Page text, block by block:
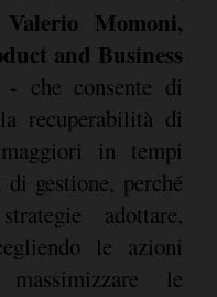
Valerio Momoni,
and Business
- che consente di
recuperabilità di
in tempi
gestione, perché
adottare,
le azioni
le